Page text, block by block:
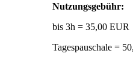
Nutzungsgebühr:
bis 3h = 35,00 EUR
Tagespauschale =